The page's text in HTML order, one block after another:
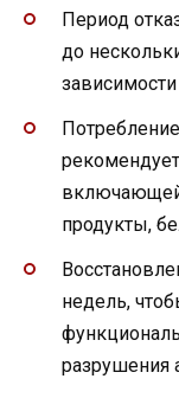
Период
до
продукты,
недель,
разрушения